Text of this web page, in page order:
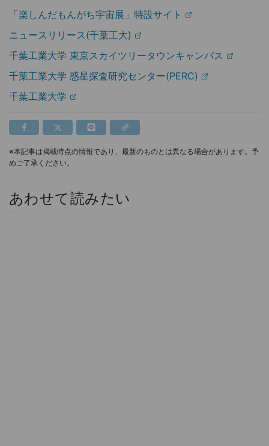
「楽しんだもんがち宇宙展」特設サイト
ニュースリリース(千葉工大)
千葉工業大学 東京スカイツリータウンキャンパス
千葉工業大学 惑星探査研究センター(PERC)
千葉工業大学
※本記事は掲載時点の情報であり、最新のものとは異なる場合があります。予
めご了承ください。
あわせて読みたい